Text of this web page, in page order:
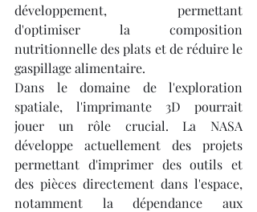
développement, permettant
d'optimiser la composition
nutritionnelle des plats et de réduire le
gaspillage alimentaire.
Dans le domaine de l'exploration
spatiale, l'imprimante 3D pourrait
jouer un rôle crucial. La NASA
développe actuellement des projets
permettant d'imprimer des outils et
des pièces directement dans l'espace,
notamment la dépendance aux